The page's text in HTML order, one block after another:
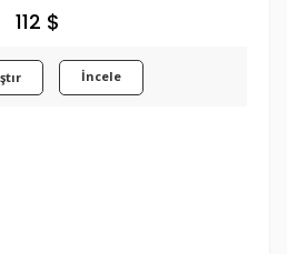
112 $
İncele